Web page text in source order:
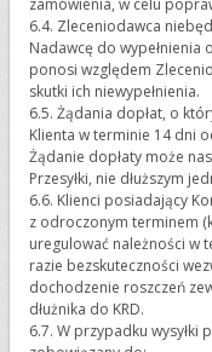
zamówienia, w celu
6.4. Zleceniodawca
Nadawcę do wypełnienia
ponosi względem
skutki ich niewypełnienia.
6.5. Żądania dopłat, o
Klienta w terminie 14 dni
Żądanie dopłaty może
Przesyłki, nie dłuższym
6.6. Klienci posiadający
z odroczonym terminem
uregulować należności w
razie bezskuteczności
dochodzenie roszczeń
dłużnika do KRD.
6.7. W przypadku wysyłki